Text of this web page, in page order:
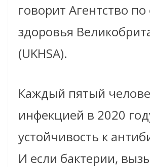
говорит Агентство
здоровья
(UKHSA).
Каждый пятый
инфекцией в 2020
устойчивость к
И если бактерии,